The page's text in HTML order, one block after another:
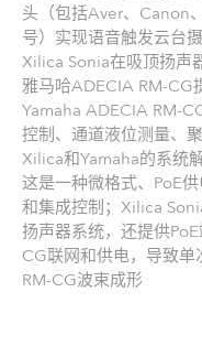
头（包括Aver、Canon
号）实现语音触发云台摄
Xilica Sonia在吸顶扬声
雅马哈ADECIA RM-CG
Yamaha ADECIA RM-
控制、通道液位测量、
Xilica和Yamaha的系统
这是一种微格式、PoE
和集成控制；Xilica
扬声器系统，还提供
CG联网和供电，导致单
RM-CG波束成形